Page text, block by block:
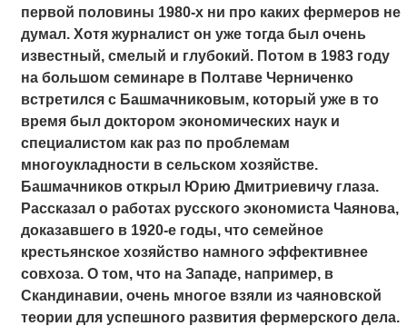
первой половины 1980-х ни про каких фермеров не
думал. Хотя журналист он уже тогда был очень
известный, смелый и глубокий. Потом в 1983 году
на большом семинаре в Полтаве Черниченко
встретился с Башмачниковым, который уже в то
время был доктором экономических наук и
специалистом как раз по проблемам
многоукладности в сельском хозяйстве.
Башмачников открыл Юрию Дмитриевичу глаза.
Рассказал о работах русского экономиста Чаянова,
доказавшего в 1920-е годы, что семейное
крестьянское хозяйство намного эффективнее
совхоза. О том, что на Западе, например, в
Скандинавии, очень многое взяли из чаяновской
теории для успешного развития фермерского дела.